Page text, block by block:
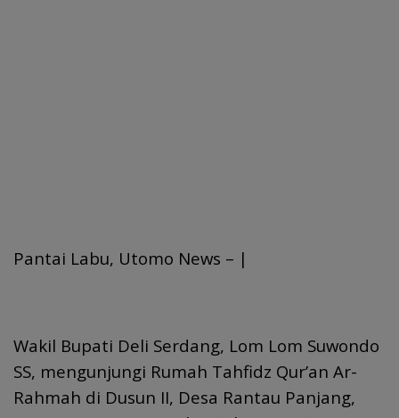
Pantai Labu, Utomo News – |
Wakil Bupati Deli Serdang, Lom Lom Suwondo
SS, mengunjungi Rumah Tahfidz Qur’an Ar-
Rahmah di Dusun II, Desa Rantau Panjang,